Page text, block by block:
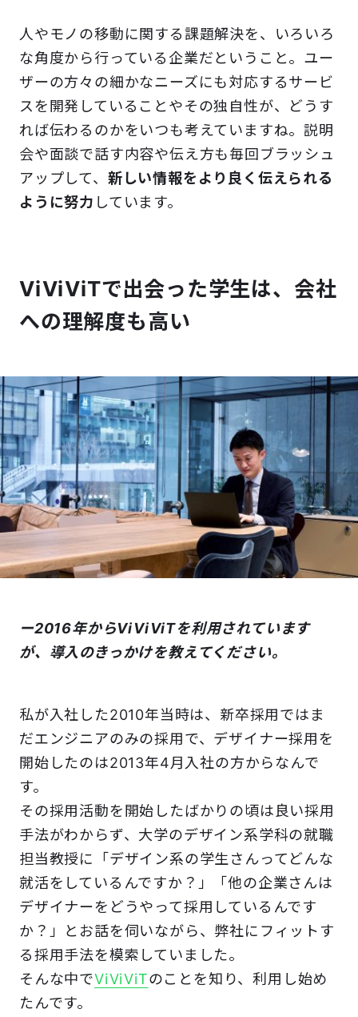
人やモノの移動に関する課題解決を、いろいろ
な角度から行っている企業だということ。ユー
ザーの方々の細かなニーズにも対応するサービ
スを開発していることやその独自性が、どうす
れば伝わるのかをいつも考えていますね。説明
会や面談で話す内容や伝え方も毎回ブラッシュ
アップして、 新しい情報をより良く伝えられる
ように努力 しています。
ViViViTで出会った学生は、会社
への理解度も高い
ー2016年からViViViTを利用されています
が、導入のきっかけを教えてください。
私が入社した2010年当時は、新卒採用ではま
だエンジニアのみの採用で、デザイナー採用を
開始したのは2013年4月入社の方からなんで
す。
その採用活動を開始したばかりの頃は良い採用
手法がわからず、大学のデザイン系学科の就職
担当教授に「デザイン系の学生さんってどんな
就活をしているんですか？」「他の企業さんは
デザイナーをどうやって採用しているんです
か？」とお話を伺いながら、弊社にフィットす
る採用手法を模索していました。
そんな中でViViViTのことを知り、利用し始め
たんです。